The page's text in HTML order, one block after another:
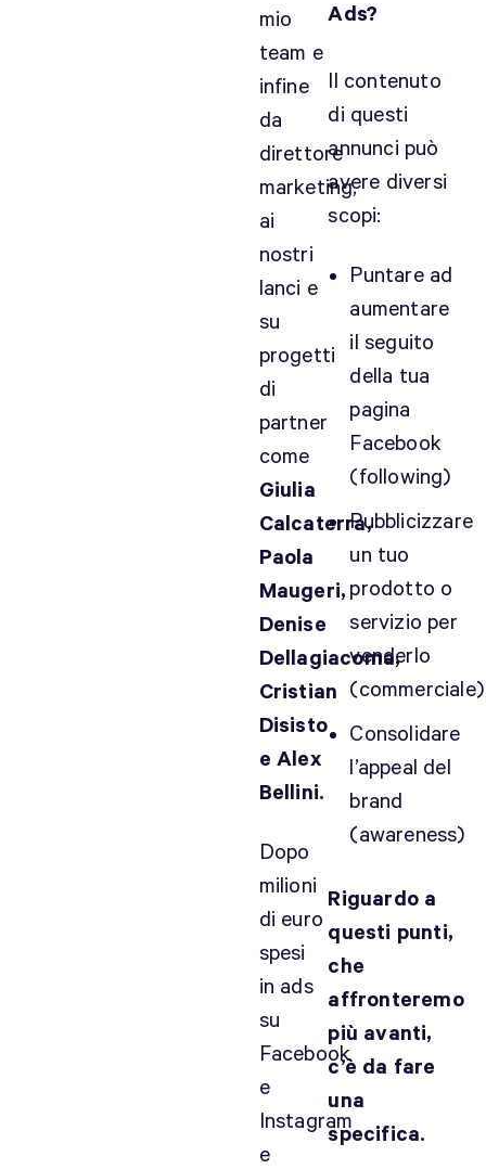
mio
team e
infine
da
direttore
marketing,
ai
nostri
lanci e
su
progetti
di
partner
come
Giulia
Calcaterra,
Paola
Maugeri,
Denise
Dellagiacoma,
Cristian
Disisto
e Alex
Bellini.
Dopo
milioni
di euro
spesi
in ads
su
Facebook
e
Instagram
e
Ads?
Il contenuto
di questi
annunci può
avere diversi
scopi:
Puntare ad
aumentare
il seguito
della tua
pagina
Facebook
(following)
Pubblicizzare
un tuo
prodotto o
servizio per
venderlo
(commerciale)
Consolidare
l’appeal del
brand
(awareness)
Riguardo a
questi punti,
che
affronteremo
più avanti,
c’è da fare
una
specifica.